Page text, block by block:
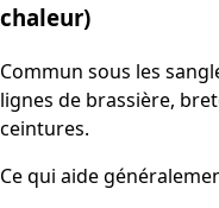
chaleur)
Commun sous les
lignes de brassière,
ceintures.
Ce qui aide